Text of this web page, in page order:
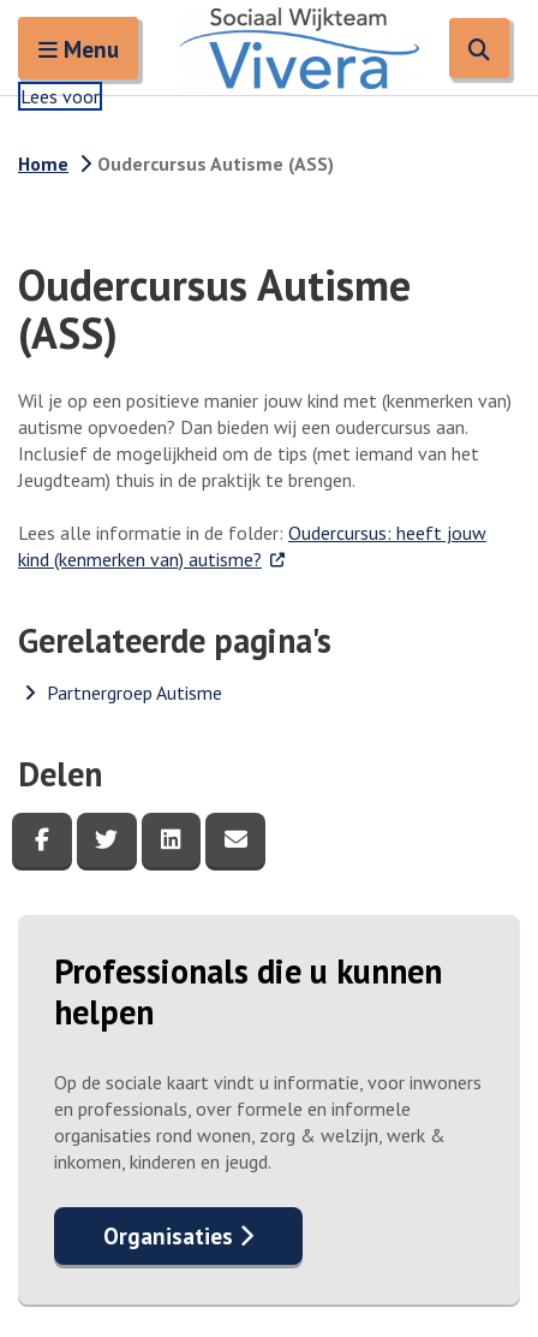
Open en sluit het
Menu
Lees voor
Home Oudercursus Autisme (ASS)
Oudercursus Autisme
(ASS)
Wil je op een positieve manier jouw kind met (kenmerken van)
autisme opvoeden? Dan bieden wij een oudercursus aan.
Inclusief de mogelijkheid om de tips (met iemand van het
Jeugdteam) thuis in de praktijk te brengen.
Lees alle informatie in de folder: Oudercursus: heeft jouw
kind (kenmerken van) autisme? . Externe link
Gerelateerde pagina's
Partnergroep Autisme
Delen
Deel deze pagina via Facebook
Deel deze pagina via Twitter
Deel deze pagina via LinkedIn
Professionals die u kunnen
helpen
Op de sociale kaart vindt u informatie, voor inwoners
en professionals, over formele en informele
organisaties rond wonen, zorg & welzijn, werk &
inkomen, kinderen en jeugd.
Organisaties